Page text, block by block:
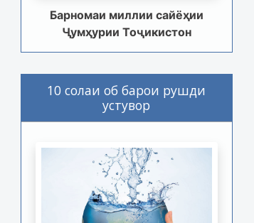
Барномаи миллии сайёҳии
Ҷумҳурии Тоҷикистон
10 солаи об барои рушди
устувор